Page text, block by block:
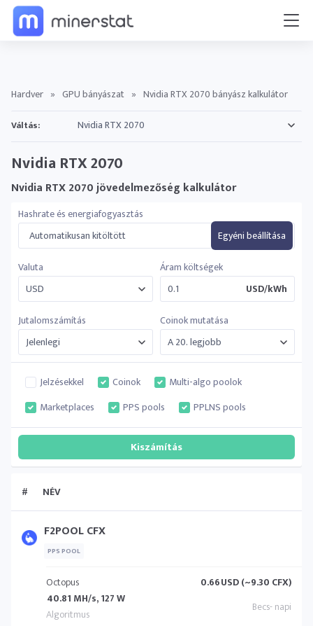
Hardver » GPU bányászat » Nvidia RTX 2070 bányász kalkulátor
Váltás:
Nvidia RTX 2070
Nvidia RTX 2070 jövedelmezőség kalkulátor
Hashrate és energiafogyasztás
Automatikusan kitöltött
Egyéni beállítása
Valuta
Áram költségek
USD/kWh
Jutalomszámítás
Coinok mutatása
Jelzésekkel Coinok
Multi-algo poolok
Marketplaces
PPS pools PPLNS pools
# NÉV
F2POOL CFX
PPS POOL
Octopus
40.81 MH/s, 127 W
0.66USD (~9.30 CFX)